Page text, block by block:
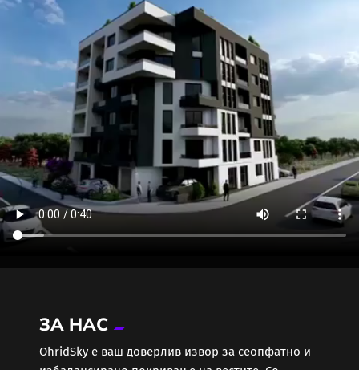
ЗА НАС
ОhridSky е ваш доверлив извор за сеопфатно и